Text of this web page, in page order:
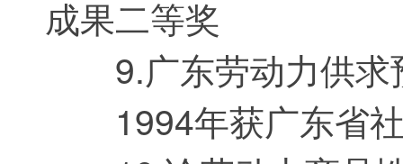
成果二等奖
9.广东劳动力供求
1994年获广东省社